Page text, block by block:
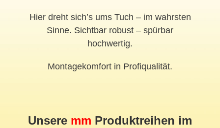
Hier dreht sich’s ums Tuch – im wahrsten
Sinne. Sichtbar robust – spürbar
hochwertig.
Montagekomfort in Profiqualität.
Unsere mm Produktreihen im